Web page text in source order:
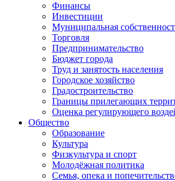
Финансы
Инвестиции
Муниципальная
Торговля
Предпринимательство
Бюджет города
Труд и занятость населения
Городское хозяйство
Градостроительство
Границы прилегающих
Оценка регулирующего
Общество
Образование
Культура
Физкультура и спорт
Молодёжная политика
Семья, опека и